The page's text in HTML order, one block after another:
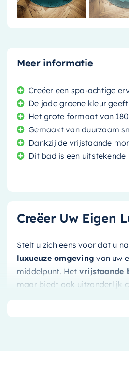
Meer informatie
Creëer een spa-achtige
De jade groene kleur
Het grote formaat van
Gemaakt van duurzaam
Dankzij de vrijstaande
Dit bad is een uitstekende
Creëer Uw Eigen
Stelt u zich eens voor dat u
luxueuze omgeving van uw
middelpunt. Het vrijstaande
maar biedt ook uitzonderlijk
duurzaamheid en unieke
touch toe aan elke